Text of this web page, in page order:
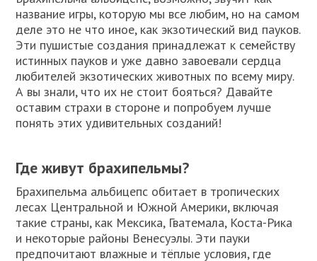
название игры, которую мы все любим, но на самом
деле это не что иное, как экзотический вид пауков.
Эти пушистые создания принадлежат к семейству
истинных пауков и уже давно завоевали сердца
любителей экзотических животных по всему миру.
А вы знали, что их не стоит бояться? Давайте
оставим страхи в стороне и попробуем лучше
понять этих удивительных созданий!
Где живут брахипельмы?
Брахипельма альбицепс обитает в тропических
лесах Центральной и Южной Америки, включая
такие страны, как Мексика, Гватемала, Коста-Рика
и некоторые районы Венесуэлы. Эти пауки
предпочитают влажные и тёплые условия, где